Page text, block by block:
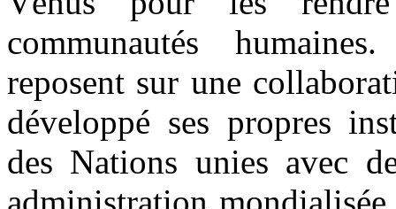
communautés
reposent sur une
développé ses propres
des Nations unies avec
administration